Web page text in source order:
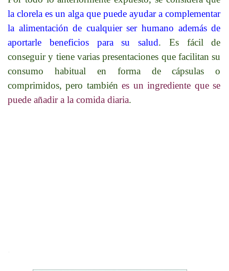
la clorela es un alga que puede ayudar a complementar
la alimentación de cualquier ser humano además de
aportarle beneficios para su salud. Es fácil de
conseguir y tiene varias presentaciones que facilitan su
consumo habitual en forma de cápsulas o
comprimidos, pero tambiénes un ingrediente que se
puede añadir a la comida diaria.